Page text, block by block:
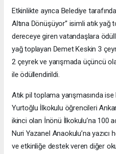
Etkinlikte ayrıca Belediye
Altına Dönüşüyor” isimli atık yağ
dereceye giren vatandaşlara
yağ toplayan Demet Keskin 3
2 çeyrek ve yarışmada üçüncü
ile ödüllendirildi.
Atık pil toplama yarışmasında
Yurtoğlu İlkokulu öğrencileri
ikinci olan İnönü İlkokulu’na 100
Nuri Yazanel Anaokulu’na yazıcı
ve etkinliğe destek veren diğer